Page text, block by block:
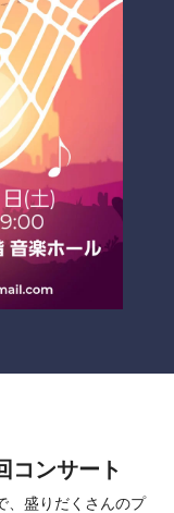
ンサート
、盛りだくさんのプ